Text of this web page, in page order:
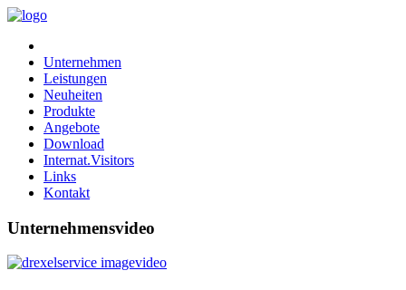
Unternehmen
Leistungen
Neuheiten
Produkte
Angebote
Download
Internat.Visitors
Links
Kontakt
Unternehmensvideo